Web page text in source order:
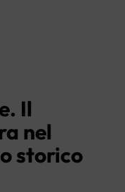
Il
nel
storico